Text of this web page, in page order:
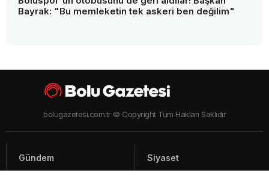
Bayrak: "Bu memleketin tek askeri ben değilim"
bolugazetesi.com.tr © Copyright Tüm Hakları Saklıdır
Gündem Siyaset